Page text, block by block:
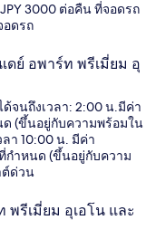
3000 ต่อคืน ที่จอดรถ
อดรถ
ดย์ อพาร์ท พรีเมี่ยม อุ
ด้จนถึงเวลา: 2:00 น.มีค่า
(ขึ้นอยู่กับความพร้อมใน
า 10:00 น. มีค่า
กำหนด (ขึ้นอยู่กับความ
ต์ด่วน
พรีเมี่ยม อุเอโน และ